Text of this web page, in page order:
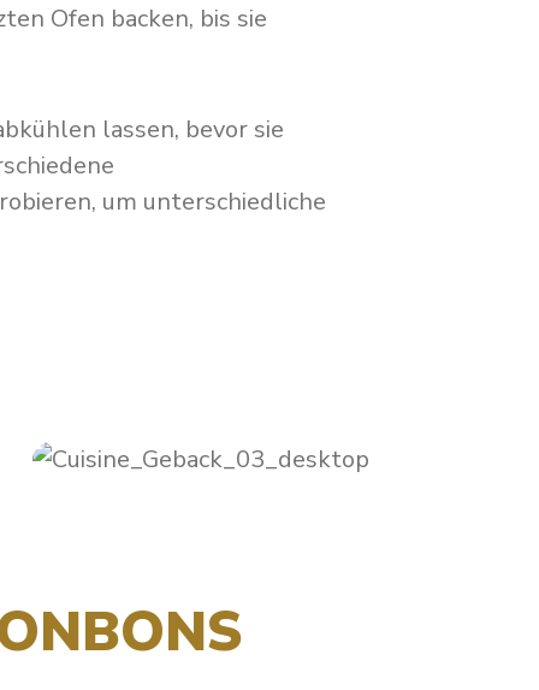
Ofen backen, bis sie
lassen, bevor sie
um unterschiedliche